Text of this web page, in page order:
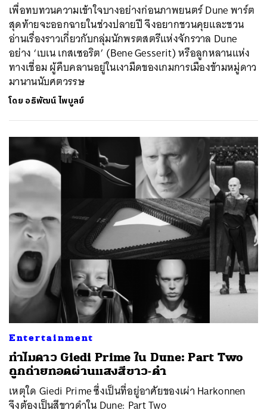
เพื่อทบทวนความเข้าใจบางอย่างก่อนภาพยนตร์ Dune พาร์ต
สุดท้ายจะออกฉายในช่วงปลายปี จึงอยากชวนคุยและชวน
อ่านเรื่องราวเกี่ยวกับกลุ่มนักพรตสตรีแห่งจักรวาล Dune
อย่าง ‘เบเน เกสเซอริต’ (Bene Gesserit) หรือลูกหลานแห่ง
ทางเชี่อม ผู้คืบคลานอยู่ในเงามืดของเกมการเมืองข้ามหมู่ดาว
มานานนับศตวรรษ
โดย อธิพัฒน์ ไพบูลย์
Entertainment
ทำไมดาว Giedi Prime ใน Dune: Part Two
ถูกถ่ายทอดผ่านแสงสีขาว-ดำ
เหตุใด Giedi Prime ซึ่งเป็นที่อยู่อาศัยของเผ่า Harkonnen
จึงต้องเป็นสีขาวดำใน Dune: Part Two
ค้นหา
SHARE